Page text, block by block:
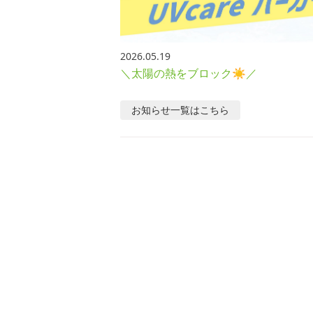
2026.05.19
＼太陽の熱をブロック☀／
お知らせ一覧はこちら